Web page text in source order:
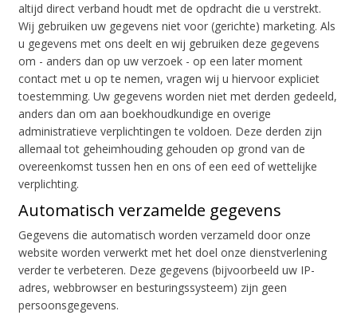
altijd direct verband houdt met de opdracht die u verstrekt.
Wij gebruiken uw gegevens niet voor (gerichte) marketing. Als
u gegevens met ons deelt en wij gebruiken deze gegevens
om - anders dan op uw verzoek - op een later moment
contact met u op te nemen, vragen wij u hiervoor expliciet
toestemming. Uw gegevens worden niet met derden gedeeld,
anders dan om aan boekhoudkundige en overige
administratieve verplichtingen te voldoen. Deze derden zijn
allemaal tot geheimhouding gehouden op grond van de
overeenkomst tussen hen en ons of een eed of wettelijke
verplichting.
Automatisch verzamelde gegevens
Gegevens die automatisch worden verzameld door onze
website worden verwerkt met het doel onze dienstverlening
verder te verbeteren. Deze gegevens (bijvoorbeeld uw IP-
adres, webbrowser en besturingssysteem) zijn geen
persoonsgegevens.